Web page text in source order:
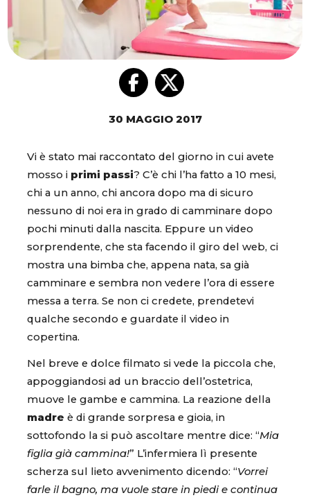
30 MAGGIO 2017
Vi è stato mai raccontato del giorno in cui avete
mosso i primi passi? C’è chi l’ha fatto a 10 mesi,
chi a un anno, chi ancora dopo ma di sicuro
nessuno di noi era in grado di camminare dopo
pochi minuti dalla nascita. Eppure un video
sorprendente, che sta facendo il giro del web, ci
mostra una bimba che, appena nata, sa già
camminare e sembra non vedere l’ora di essere
messa a terra. Se non ci credete, prendetevi
qualche secondo e guardate il video in
copertina.
Nel breve e dolce filmato si vede la piccola che,
appoggiandosi ad un braccio dell’ostetrica,
muove le gambe e cammina. La reazione della
madre è di grande sorpresa e gioia, in
sottofondo la si può ascoltare mentre dice: “Mia
figlia già cammina!” L’infermiera lì presente
scherza sul lieto avvenimento dicendo: “Vorrei
farle il bagno, ma vuole stare in piedi e continua